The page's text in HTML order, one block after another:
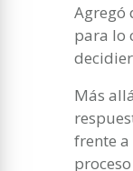
Agregó
para lo
Más
frente